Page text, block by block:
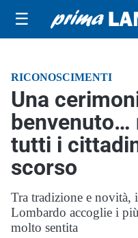
☰
RICONOSCIMENTI
Una
benvenuto…
tutti i
scorso
Tra tradizione e
Lombardo accoglie i
molto sentita